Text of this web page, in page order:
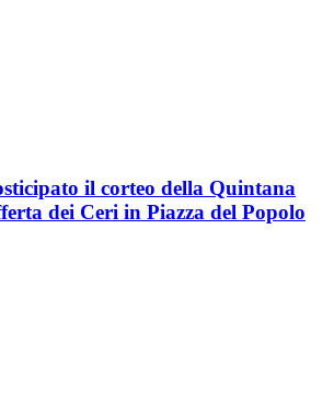
il corteo della Quintana
dei Ceri in Piazza del Popolo